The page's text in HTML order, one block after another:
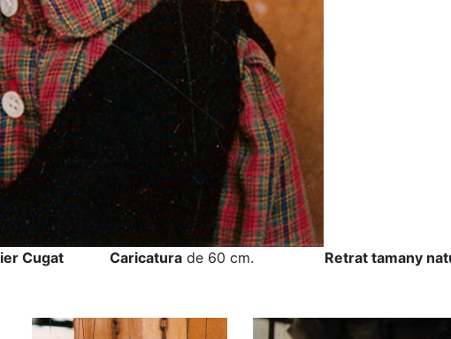
Cugat Caricatura de 60 cm. Retrat tamany